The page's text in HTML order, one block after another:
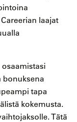
laajat
bonuksena
tapa
kokemusta.
Tätä